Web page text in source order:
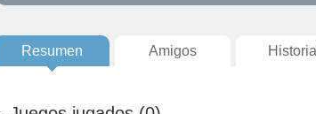
Resumen Amigos Historial